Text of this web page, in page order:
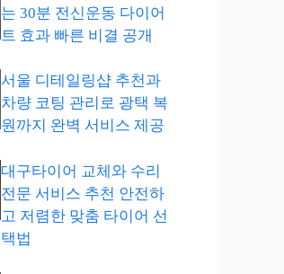
는 30분 전신운동 다이어
트 효과 빠른 비결 공개
서울 디테일링샵 추천과
차량 코팅 관리로 광택 복
원까지 완벽 서비스 제공
대구타이어 교체와 수리
전문 서비스 추천 안전하
고 저렴한 맞춤 타이어 선
택법